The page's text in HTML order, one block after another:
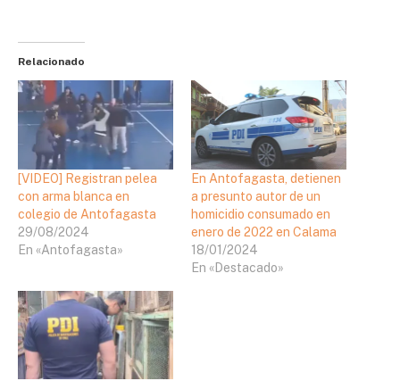
Relacionado
[VIDEO] Registran pelea
con arma blanca en
colegio de Antofagasta
29/08/2024
En «Antofagasta»
En Antofagasta, detienen
a presunto autor de un
homicidio consumado en
enero de 2022 en Calama
18/01/2024
En «Destacado»